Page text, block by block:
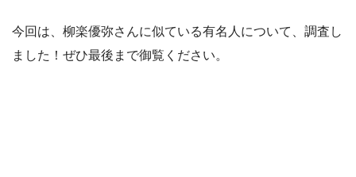
今回は、柳楽優弥さんに似ている有名人について、調査し
ました！ぜひ最後まで御覧ください。